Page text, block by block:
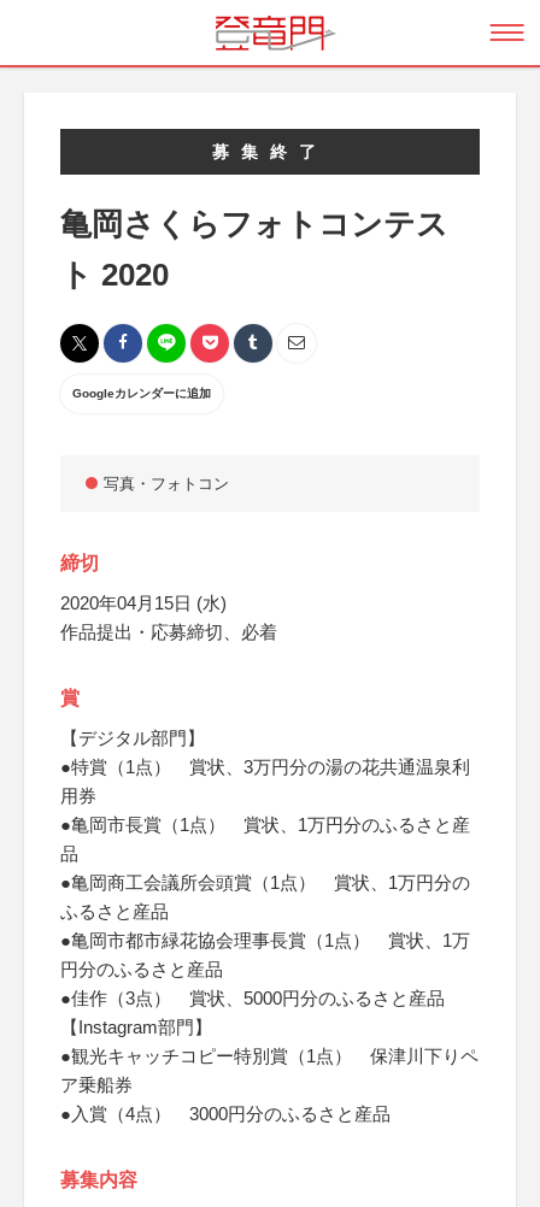
募集終了
亀岡さくらフォトコンテス
ト 2020
Googleカレンダーに追加
写真・フォトコン
締切
2020年04月15日 (水)
作品提出・応募締切、必着
賞
【デジタル部門】
●特賞（1点） 賞状、3万円分の湯の花共通温泉利
用券
●亀岡市長賞（1点） 賞状、1万円分のふるさと産
品
●亀岡商工会議所会頭賞（1点） 賞状、1万円分の
ふるさと産品
●亀岡市都市緑花協会理事長賞（1点） 賞状、1万
円分のふるさと産品
●佳作（3点） 賞状、5000円分のふるさと産品
【Instagram部門】
●観光キャッチコピー特別賞（1点） 保津川下りペ
ア乗船券
●入賞（4点） 3000円分のふるさと産品
募集内容